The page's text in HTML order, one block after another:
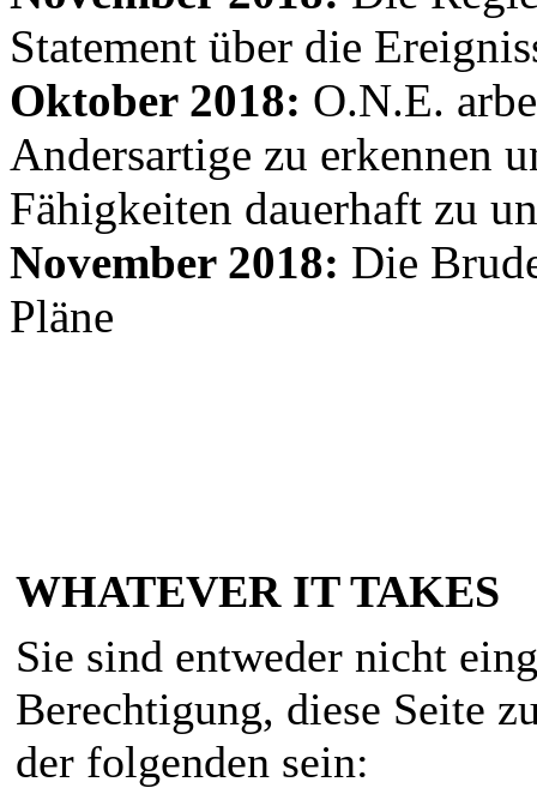
Statement über die
Oktober 2018: O.N.E.
Andersartige zu erkennen
Fähigkeiten dauerhaft zu
November 2018: Die
Pläne
WHATEVER IT TAKES
Sie sind entweder nicht
Berechtigung, diese Seite
der folgenden sein: